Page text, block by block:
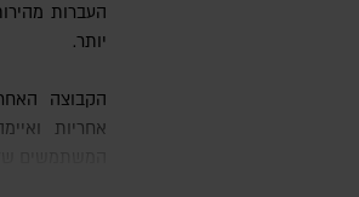
העברות
יותר.
הקבוצה האחראית על הפריצה, הנקראת Gonjeshke Darande, לקחה
אחריות